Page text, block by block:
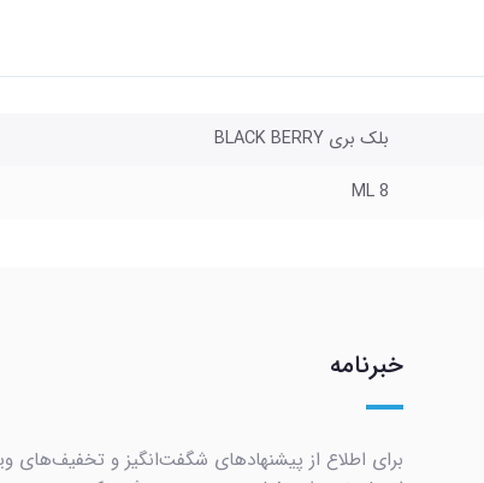
بلک بری BLACK BERRY
8 ML
خبرنامه
برای اطلاع از پیشنهادهای شگفت‌انگیز و تخفیف‌های